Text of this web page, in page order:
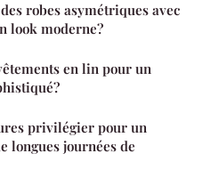
robes asymétriques avec
look moderne?
en lin pour un
privilégier pour un
longues journées de